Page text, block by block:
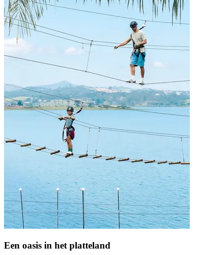
Een oasis in het platteland